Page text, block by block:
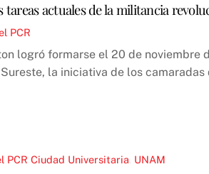
actuales de la militancia
PCR
logró formarse el 20 de
la iniciativa de los
PCR Ciudad Universitaria UNAM